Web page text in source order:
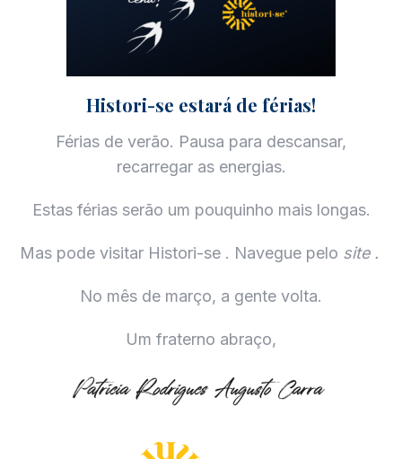
Histori-se estará de férias!
Férias de verão. Pausa para descansar,
recarregar as energias.
Estas férias serão um pouquinho mais longas.
Mas pode visitar Histori-se . Navegue pelo site .
No mês de março, a gente volta.
Um fraterno abraço,